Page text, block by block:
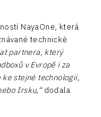
NayaOne, která
technické
partnera, který
v Evropě i za
stejné technologii,
Irsku,“dodala